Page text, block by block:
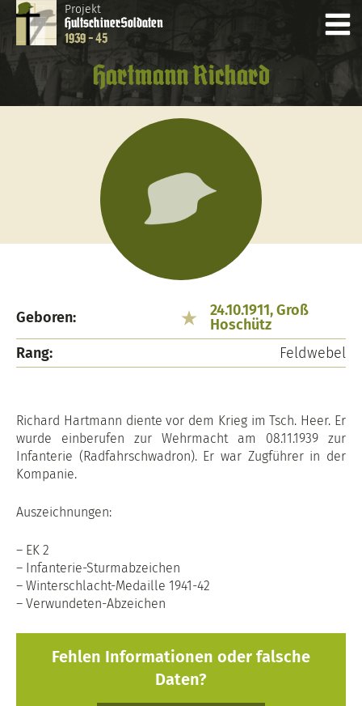
Projekt
HultschinerSoldaten
1939 - 45
Hartmann Richard
Geboren:
24.10.1911, Groß
Hoschütz
Rang:
Feldwebel
Richard Hartmann diente vor dem Krieg im Tsch. Heer. Er
wurde einberufen zur Wehrmacht am 08.11.1939 zur
Infanterie (Radfahrschwadron). Er war Zugführer in der
Kompanie.
Auszeichnungen:
– EK 2
– Infanterie-Sturmabzeichen
– Winterschlacht-Medaille 1941-42
– Verwundeten-Abzeichen
Fehlen Informationen oder falsche
Daten?